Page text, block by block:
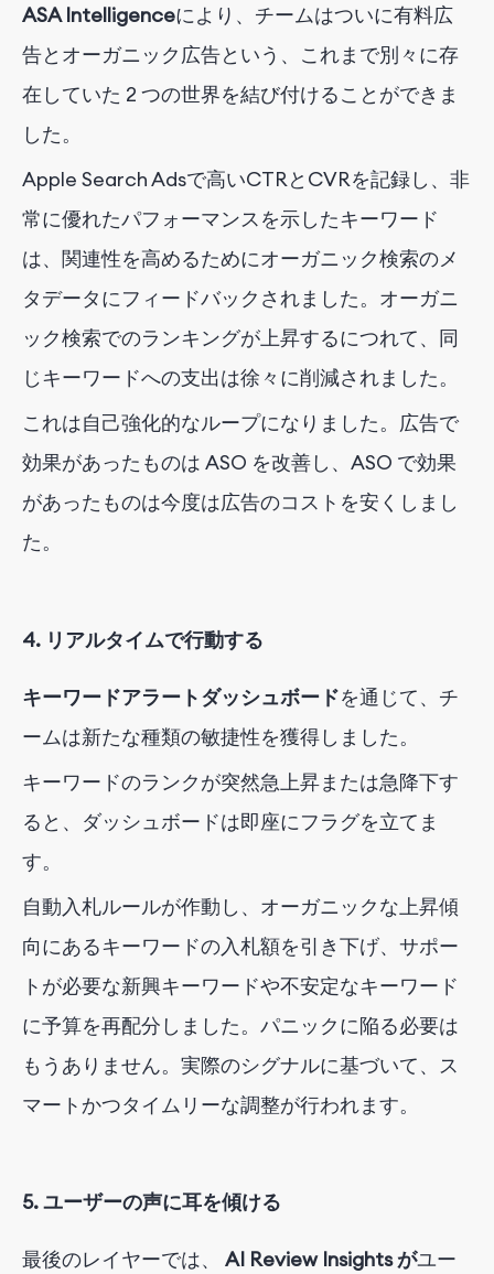
ASA Intelligenceにより 、チームはついに有料広
告とオーガニック広告という、これまで別々に存
在していた 2 つの世界を結び付けることができま
した。
Apple Search Adsで高いCTRとCVRを記録し、非
常に優れたパフォーマンスを示したキーワード
は、関連性を高めるためにオーガニック検索のメ
タデータにフィードバックされました。オーガニ
ック検索でのランキングが上昇するにつれて、同
じキーワードへの支出は徐々に削減されました。
これは自己強化的なループになりました。広告で
効果があったものは ASO を改善し、ASO で効果
があったものは今度は広告のコストを安くしまし
た。
4. リアルタイムで行動する
キーワードアラートダッシュボードを通じて、チ
ームは新たな種類の敏捷性を獲得しました。
キーワードのランクが突然急上昇または急降下す
ると、ダッシュボードは即座にフラグを立てま
す。
自動入札ルールが作動し、オーガニックな上昇傾
向にあるキーワードの入札額を引き下げ、サポー
トが必要な新興キーワードや不安定なキーワード
に予算を再配分しました。パニックに陥る必要は
もうありません。実際のシグナルに基づいて、ス
マートかつタイムリーな調整が行われます。
5. ユーザーの声に耳を傾ける
最後のレイヤーでは、 AI Review Insights がユー